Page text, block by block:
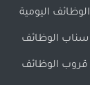
الوظائف اليومية
سناب الوظائف
قروب الوظائف